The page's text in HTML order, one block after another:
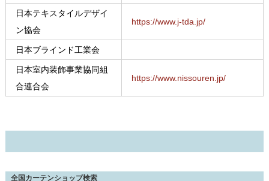
日本テキスタイルデザイ
ン協会
https://www.j-tda.jp/
日本ブラインド工業会
日本室内装飾事業協同組
合連合会
https://www.nissouren.jp/
全国カーテンショップ検索